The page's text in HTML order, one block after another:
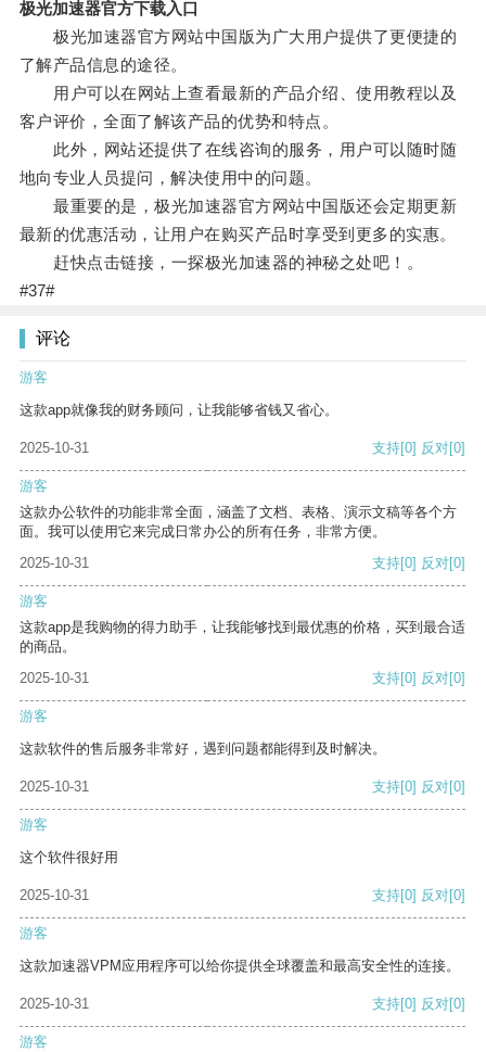
极光加速器官方下载入口
极光加速器官方网站中国版为广大用户提供了更便捷的
了解产品信息的途径。
用户可以在网站上查看最新的产品介绍、使用教程以及
客户评价，全面了解该产品的优势和特点。
此外，网站还提供了在线咨询的服务，用户可以随时随
地向专业人员提问，解决使用中的问题。
最重要的是，极光加速器官方网站中国版还会定期更新
最新的优惠活动，让用户在购买产品时享受到更多的实惠。
赶快点击链接，一探极光加速器的神秘之处吧！。
#37#
评论
游客
这款app就像我的财务顾问，让我能够省钱又省心。
2025-10-31 支持[0] 反对[0]
游客
这款办公软件的功能非常全面，涵盖了文档、表格、演示文稿等各个方
面。我可以使用它来完成日常办公的所有任务，非常方便。
2025-10-31
支持[0] 反对[0]
游客
这款app是我购物的得力助手，让我能够找到最优惠的价格，买到最合适
的商品。
2025-10-31
支持[0] 反对[0]
游客
这款软件的售后服务非常好，遇到问题都能得到及时解决。
2025-10-31 支持[0] 反对[0]
游客
这个软件很好用
2025-10-31 支持[0] 反对[0]
游客
这款加速器VPM应用程序可以给你提供全球覆盖和最高安全性的连接。
2025-10-31 支持[0] 反对[0]
游客